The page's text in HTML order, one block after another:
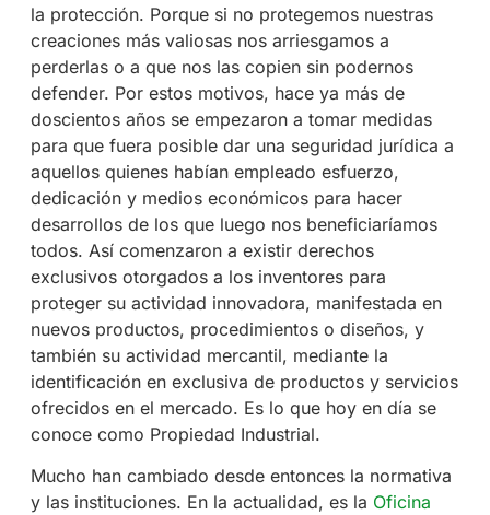
la protección. Porque si no protegemos nuestras
creaciones más valiosas nos arriesgamos a
perderlas o a que nos las copien sin podernos
defender. Por estos motivos, hace ya más de
doscientos años se empezaron a tomar medidas
para que fuera posible dar una seguridad jurídica a
aquellos quienes habían empleado esfuerzo,
dedicación y medios económicos para hacer
desarrollos de los que luego nos beneficiaríamos
todos. Así comenzaron a existir derechos
exclusivos otorgados a los inventores para
proteger su actividad innovadora, manifestada en
nuevos productos, procedimientos o diseños, y
también su actividad mercantil, mediante la
identificación en exclusiva de productos y servicios
ofrecidos en el mercado. Es lo que hoy en día se
conoce como Propiedad Industrial.
Mucho han cambiado desde entonces la normativa
y las instituciones. En la actualidad, es la Oficina